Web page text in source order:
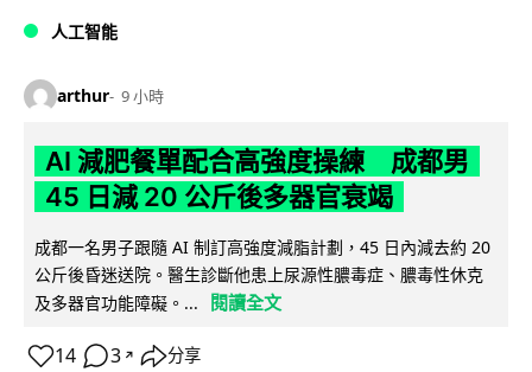
人工智能
arthur 9 小時
AI 減肥餐單配合高強度操練 成都男
45 日減 20 公斤後多器官衰竭
成都一名男子跟隨 AI 制訂高強度減脂計劃，45 日內減去約 20
公斤後昏迷送院。醫生診斷他患上尿源性膿毒症、膿毒性休克
及多器官功能障礙。...
閱讀全文
14 3 ↗ 分享